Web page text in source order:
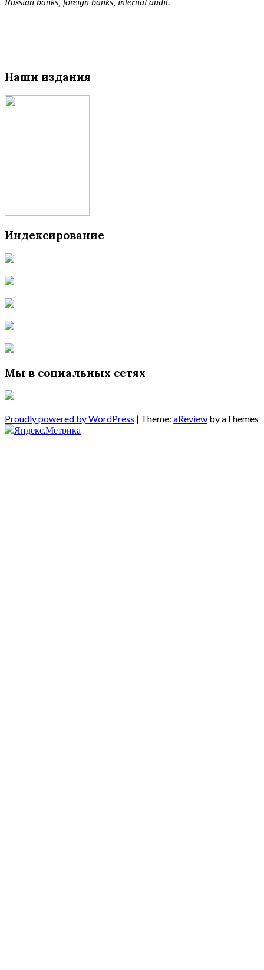
Russian banks, foreign banks, internal audit.
Наши издания
Индексирование
Мы в социальных сетях
Proudly powered by WordPress | Theme: aReview by aThemes